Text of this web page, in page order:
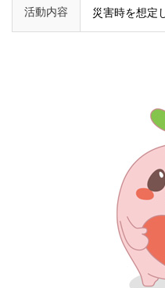
活動内容 災害時を想定